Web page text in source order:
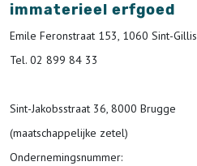
immaterieel erfgoed
Emile Feronstraat 153, 1060 Sint-Gillis
Tel. 02 899 84 33
Sint-Jakobsstraat 36, 8000 Brugge
(maatschappelijke zetel)
Ondernemingsnummer: